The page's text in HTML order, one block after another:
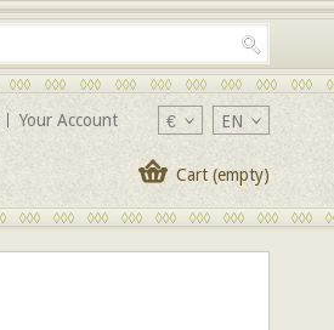
EN
€
Cart (empty)
Your Account